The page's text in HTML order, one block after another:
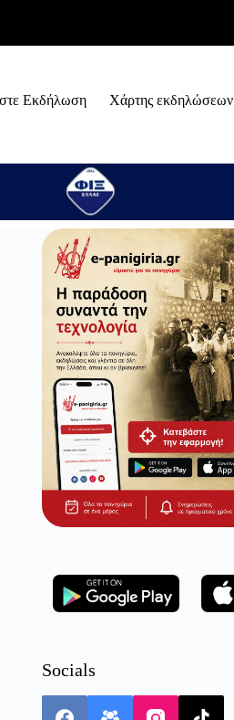
Εκδήλωση Χάρτης εκδηλώσεων
Socials